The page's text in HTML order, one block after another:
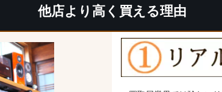
他店より高く買える理由